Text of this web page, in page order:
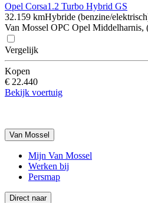
Opel Corsa1.2 Turbo Hybrid GS
32.159 kmHybride (benzine/
Van Mossel OPC Opel Middelharnis,
Vergelijk
Kopen
€ 22.440
Bekijk voertuig
Van Mossel
Mijn Van Mossel
Werken bij
Persmap
Direct naar